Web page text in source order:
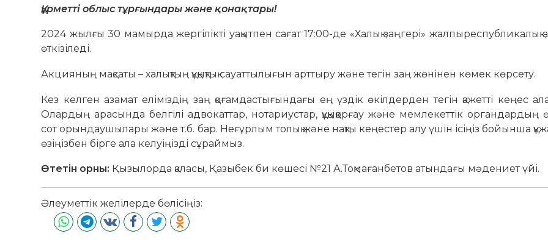
Құрметті облыс тұрғындары және қонақтары!
2024 жылғы 30 мамырда жергілікті уақытпен сағат 17:00-де «Халық заңгері» жалпыреспубликалық
өткізіледі.
Акцияның мақсаты – халықтың құқықтық сауаттылығын арттыру және тегін заң жөнінен көмек көрсету.
Кез келген азамат еліміздің заң қоғамдастығындағы ең үздік өкілдерден тегін қажетті кеңес
Олардың арасында белгілі адвокаттар, нотариустар, құқыққорғау және мемлекеттік органдардың
сот орындаушылары және т.б. бар. Неғұрлым толық және нақты кеңестер алу үшін ісіңіз бойынша
өзіңізбен бірге ала келуіңізді сұраймыз.
Өтетін орны: Қызылорда қаласы, Қазыбек би көшесі №21 А.Тоқмағанбетов атындағы мәдениет үйі.
Әлеуметтік желілерде бөлісіңіз: